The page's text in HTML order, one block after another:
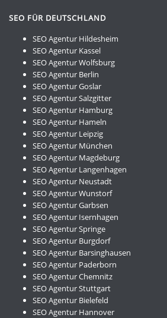
SEO FÜR DEUTSCHLAND
SEO Agentur Hildesheim
SEO Agentur Kassel
SEO Agentur Wolfsburg
SEO Agentur Berlin
SEO Agentur Goslar
SEO Agentur Salzgitter
SEO Agentur Hamburg
SEO Agentur Hameln
SEO Agentur Leipzig
SEO Agentur München
SEO Agentur Magdeburg
SEO Agentur Langenhagen
SEO Agentur Neustadt
SEO Agentur Wunstorf
SEO Agentur Garbsen
SEO Agentur Isernhagen
SEO Agentur Springe
SEO Agentur Burgdorf
SEO Agentur Barsinghausen
SEO Agentur Paderborn
SEO Agentur Chemnitz
SEO Agentur Stuttgart
SEO Agentur Bielefeld
SEO Agentur Hannover